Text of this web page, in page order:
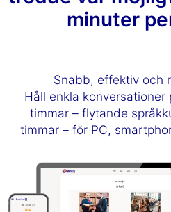
minuter
Snabb, effektiv och
Håll enkla
timmar – flytande
timmar – för PC,